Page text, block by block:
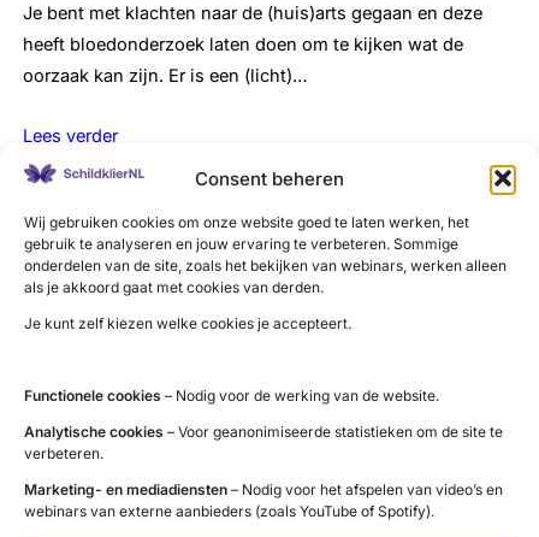
Consent beheren
Wij gebruiken cookies om onze website goed te laten werken, het
gebruik te analyseren en jouw ervaring te verbeteren. Sommige
onderdelen van de site, zoals het bekijken van webinars, werken alleen
als je akkoord gaat met cookies van derden.
Je kunt zelf kiezen welke cookies je accepteert.
Functionele cookies – Nodig voor de werking van de website.
Analytische cookies – Voor geanonimiseerde statistieken om de site te
verbeteren.
Marketing- en mediadiensten – Nodig voor het afspelen van video’s en
webinars van externe aanbieders (zoals YouTube of Spotify).
Je bent met klachten naar de (huis)arts gegaan en deze
heeft bloedonderzoek laten doen om te kijken wat de
oorzaak kan zijn. Er is een (licht)…
Lees verder
schildklierstimulatie tijdens
zwangerschap
Zwangerschap
Onbehandelde of onvoldoende behandelde